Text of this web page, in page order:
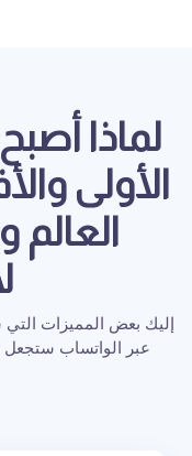
لماذا
الأولى
إليك بعض المميزات
عبر الواتساب